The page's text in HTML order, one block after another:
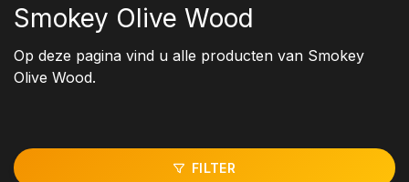
Smokey Olive Wood
Op deze pagina vind u alle producten van Smokey
Olive Wood.
FILTER